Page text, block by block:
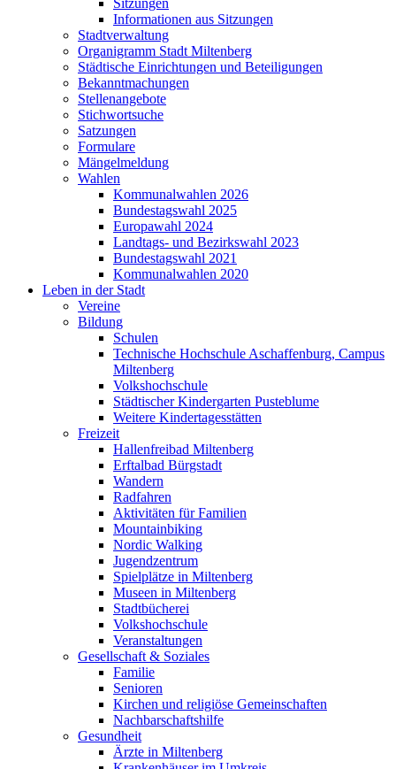
Sitzungen
Informationen aus Sitzungen
Stadtverwaltung
Organigramm Stadt Miltenberg
Städtische Einrichtungen und Beteiligungen
Bekanntmachungen
Stellenangebote
Stichwortsuche
Satzungen
Formulare
Mängelmeldung
Wahlen
Kommunalwahlen 2026
Bundestagswahl 2025
Europawahl 2024
Landtags- und Bezirkswahl 2023
Bundestagswahl 2021
Kommunalwahlen 2020
Leben in der Stadt
Vereine
Bildung
Schulen
Technische Hochschule Aschaffenburg, Campus
Miltenberg
Volkshochschule
Städtischer Kindergarten Pusteblume
Weitere Kindertagesstätten
Freizeit
Hallenfreibad Miltenberg
Erftalbad Bürgstadt
Wandern
Radfahren
Aktivitäten für Familien
Mountainbiking
Nordic Walking
Jugendzentrum
Spielplätze in Miltenberg
Museen in Miltenberg
Stadtbücherei
Volkshochschule
Veranstaltungen
Gesellschaft & Soziales
Familie
Senioren
Kirchen und religiöse Gemeinschaften
Nachbarschaftshilfe
Gesundheit
Ärzte in Miltenberg